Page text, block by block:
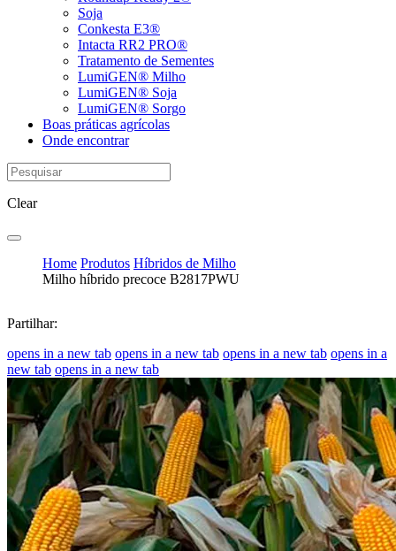
Soja
Conkesta E3®
Intacta RR2 PRO®
Tratamento de Sementes
LumiGEN® Milho
LumiGEN® Soja
LumiGEN® Sorgo
Boas práticas agrícolas
Onde encontrar
Clear
Home Produtos Híbridos de Milho
Milho híbrido precoce B2817PWU
Partilhar:
opens in a new tab opens in a new tab opens in a new tab opens in a
new tab opens in a new tab